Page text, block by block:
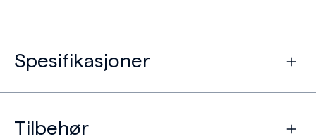
Spesifikasjoner
Tilbehør